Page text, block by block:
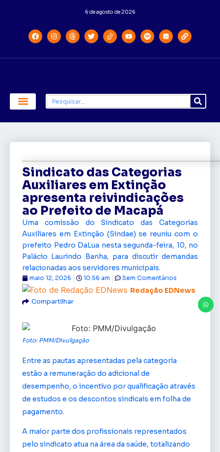
6 de agosto de 2026
Sindicato das Categorias
Auxiliares em Extinção
apresenta reivindicações
ao Prefeito de Macapá
Uma comissão do Sindicato das Categorias
Auxiliares em Extinção (Sindae) se reuniu com o
prefeito Pedro DaLua nesta segunda-feira, 10, no
Palácio Laurindo Banha, para discutir demandas
relacionadas aos servidores municipais.
Redação EDNews
maio 12, 2026 10:56 am Sem Comentários
Compartilhar
Foto: PMM/Divulgação
Entre as pautas apresentadas pela categoria
estão a remuneração do adicional de
desempenho, o incentivo por qualificação através
de estudos e os descontos sindicais em folha de
pagamento.
A maior parte dos profissionais representados
pelo sindicato atua na área da saúde, totalizando